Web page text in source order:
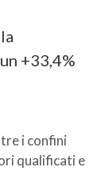
+33,4%
i confini
qualificati e